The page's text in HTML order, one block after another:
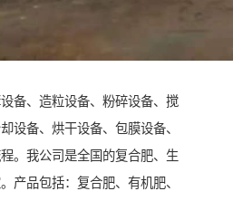
备、造粒设备、粉碎设备、搅
设备、烘干设备、包膜设备、
。我公司是全国的复合肥、生
产品包括：复合肥、有机肥、